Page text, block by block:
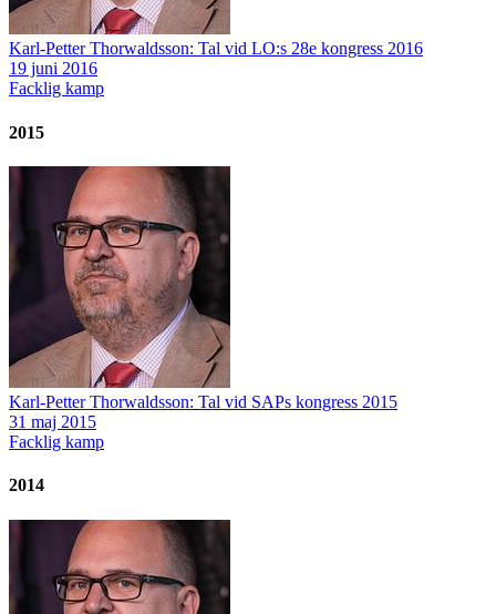
Karl-Petter Thorwaldsson: Tal vid LO:s 28e kongress 2016
19 juni 2016
Facklig kamp
2015
Karl-Petter Thorwaldsson: Tal vid SAPs kongress 2015
31 maj 2015
Facklig kamp
2014